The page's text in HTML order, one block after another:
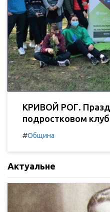
КРИВОЙ РОГ.
подростковом
#Община
Актуальне